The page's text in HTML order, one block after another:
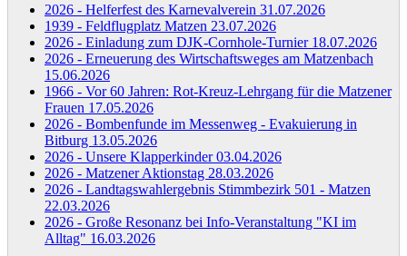
2026 - Helferfest des Karnevalverein 31.07.2026
1939 - Feldflugplatz Matzen 23.07.2026
2026 - Einladung zum DJK-Cornhole-Turnier 18.07.2026
2026 - Erneuerung des Wirtschaftsweges am Matzenbach
15.06.2026
1966 - Vor 60 Jahren: Rot-Kreuz-Lehrgang für die Matzener
Frauen 17.05.2026
2026 - Bombenfunde im Messenweg - Evakuierung in
Bitburg 13.05.2026
2026 - Unsere Klapperkinder03.04.2026
2026 - Matzener Aktionstag 28.03.2026
2026 - Landtagswahlergebnis Stimmbezirk 501 - Matzen
22.03.2026
2026 - Große Resonanz bei Info-Veranstaltung "KI im
Alltag" 16.03.2026